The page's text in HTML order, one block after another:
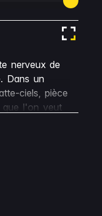
nerveux de
Dans un
ciels, pièce
l'on veut
à des
!